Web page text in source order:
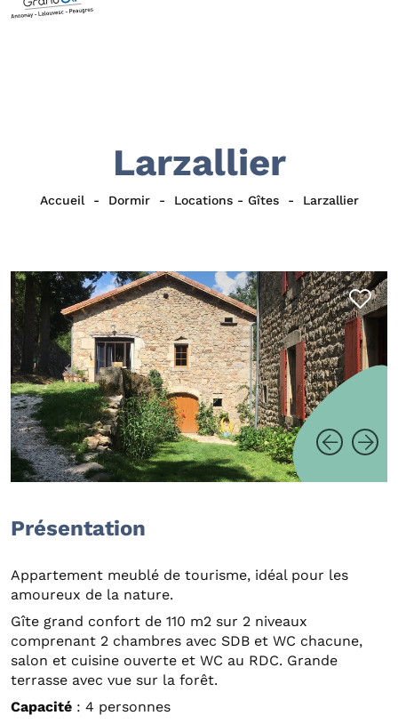
Larzallier
Accueil Dormir Locations - Gîtes Larzallier
Présentation
Appartement meublé de tourisme, idéal pour les
amoureux de la nature.
Gîte grand confort de 110 m2 sur 2 niveaux
comprenant 2 chambres avec SDB et WC chacune,
salon et cuisine ouverte et WC au RDC. Grande
terrasse avec vue sur la forêt.
Capacité : 4 personnes